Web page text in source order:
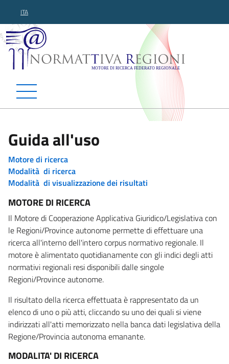
ITA
Normattiva Regioni -
Guida all'uso
Motore di ricerca
Modalità di ricerca
Modalità di visualizzazione dei risultati
MOTORE DI RICERCA
Il Motore di Cooperazione Applicativa Giuridico/Legislativa con
le Regioni/Province autonome permette di effettuare una
ricerca all'interno dell'intero corpus normativo regionale. Il
motore è alimentato quotidianamente con gli indici degli atti
normativi regionali resi disponibili dalle singole
Regioni/Province autonome.
Il risultato della ricerca effettuata è rappresentato da un
elenco di uno o più atti, cliccando su uno dei quali si viene
indirizzati all'atti memorizzato nella banca dati legislativa della
Regione/Provincia autonoma emanante.
MODALITA' DI RICERCA